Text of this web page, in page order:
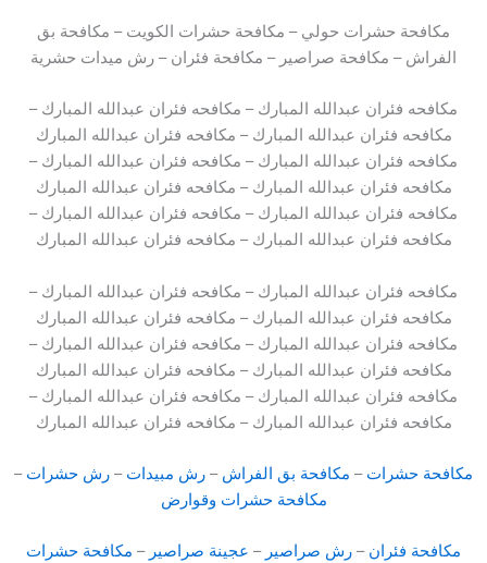
مكافحة حشرات حولي – مكافحة حشرات الكويت – مكافحة بق
الفراش – مكافحة صراصير – مكافحة فئران – رش ميدات حشرية
مكافحه فئران عبدالله المبارك – مكافحه فئران عبدالله المبارك –
مكافحه فئران عبدالله المبارك – مكافحه فئران عبدالله المبارك
مكافحه فئران عبدالله المبارك – مكافحه فئران عبدالله المبارك –
مكافحه فئران عبدالله المبارك – مكافحه فئران عبدالله المبارك
مكافحه فئران عبدالله المبارك – مكافحه فئران عبدالله المبارك –
مكافحه فئران عبدالله المبارك – مكافحه فئران عبدالله المبارك
مكافحه فئران عبدالله المبارك – مكافحه فئران عبدالله المبارك –
مكافحه فئران عبدالله المبارك – مكافحه فئران عبدالله المبارك
مكافحه فئران عبدالله المبارك – مكافحه فئران عبدالله المبارك –
مكافحه فئران عبدالله المبارك – مكافحه فئران عبدالله المبارك
مكافحه فئران عبدالله المبارك – مكافحه فئران عبدالله المبارك –
مكافحه فئران عبدالله المبارك – مكافحه فئران عبدالله المبارك
مكافحة حشرات – مكافحة بق الفراش – رش مبيدات – رش حشرات –
مكافحة حشرات وقوارض
مكافحة فئران – رش صراصير – عجينة صراصير – مكافحة حشرات